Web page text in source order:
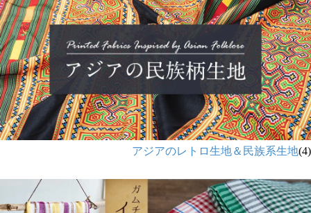
アジアのレトロ生地＆民族系生地(4)